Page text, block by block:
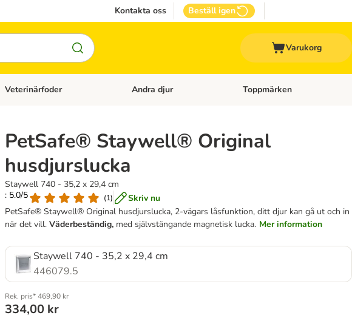
Kontakta oss Beställ igen
Varukorg
Open category menu: Kattillbehör
Veterinärfoder Open category menu: Veterinärfoder
Andra djur Open category menu: Andra
Toppmärken
PetSafe® Staywell® Original
husdjurslucka
Staywell 740 - 35,2 x 29,4 cm
: 5.0/5
(1)
Skriv nu
PetSafe® Staywell® Original husdjurslucka, 2-vägars låsfunktion, ditt djur kan gå ut och in
när det vill.Väderbeständig, med självstängande magnetisk lucka. Mer information
Staywell 740 - 35,2 x 29,4 cm
446079.5
Rek. pris* 469,90 kr
334,00 kr